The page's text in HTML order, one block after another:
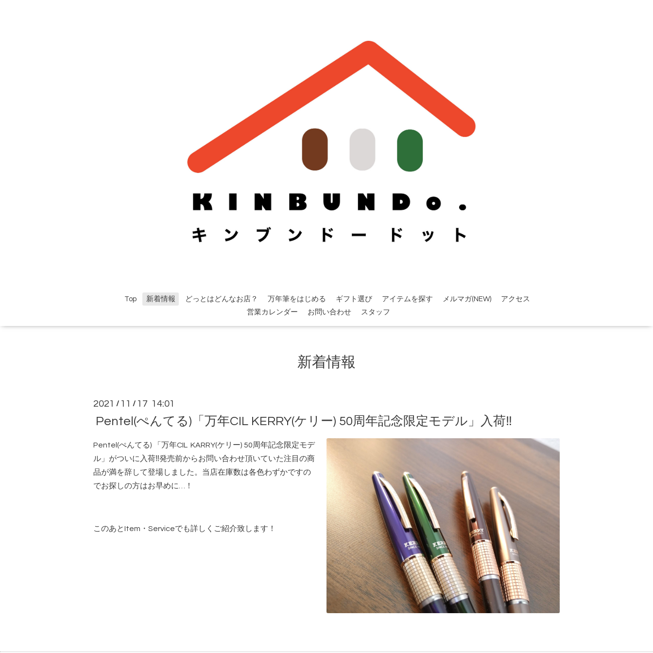
Top 新着情報 どっとはどんなお店？ 万年筆をはじめる ギフト選び アイテムを探す メルマガ(NEW)
アクセス
営業カレンダー
お問い合わせ スタッフ
新着情報
2021 / 11 / 17 14:01
Pentel(ぺんてる)「万年CIL KERRY(ケリー) 50周年記念限定モデル」入荷‼︎
Pentel(ぺんてる) 「万年CIL KARRY(ケリー) 50周年記念限定モデ
ル」がついに入荷‼︎発売前からお問い合わせ頂いていた注目の商
品が満を辞して登場しました。当店在庫数は各色わずかですの
でお探しの方はお早めに…！
このあとItem・Serviceでも詳しくご紹介致します！